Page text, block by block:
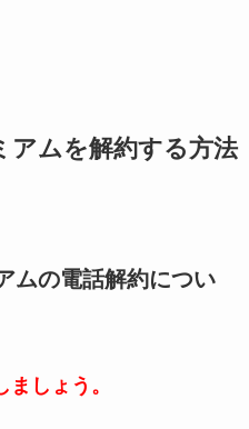
アムを解約する方法
ムの電話解約につい
しょう。